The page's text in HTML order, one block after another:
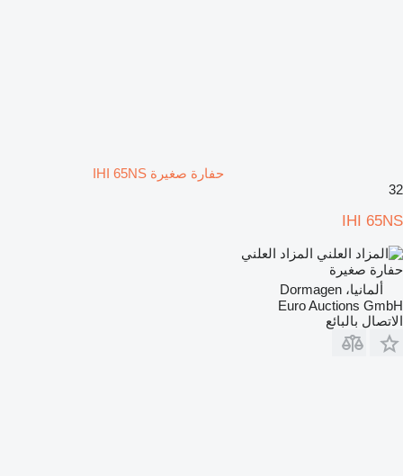
حفارة صغيرة IHI 65NS
32
IHI 65NS
المزاد العلني
حفارة صغيرة
ألمانيا، Dormagen
Euro Auctions GmbH
الاتصال بالبائع